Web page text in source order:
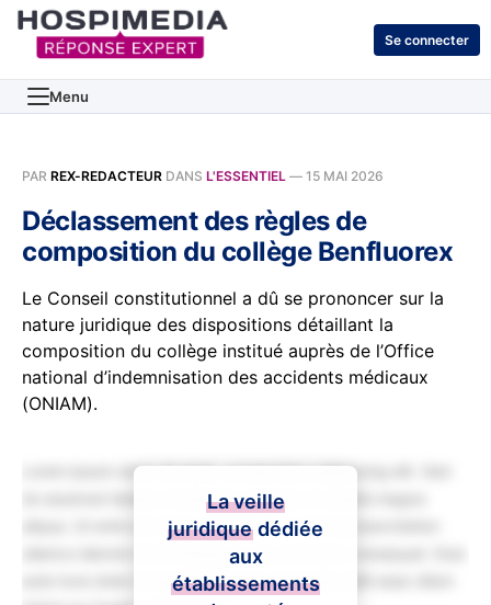
Se connecter
Menu
PAR REX-REDACTEUR DANS L'ESSENTIEL — 15 MAI 2026
Déclassement des règles de
composition du collège Benfluorex
Le Conseil constitutionnel a dû se prononcer sur la
nature juridique des dispositions détaillant la
composition du collège institué auprès de l’Office
national d’indemnisation des accidents médicaux
(ONIAM).
Lorem ipsum dolor sit amet, consectetur adipiscing elit. Sed
do eiusmod tempor incididunt ut labore et dolore magna
aliqua. Ut enim ad minim veniam, quis nostrud exercitation
ullamco laboris nisi ut aliquip ex ea commodo consequat. Duis
aute irure dolor in reprehenderit in voluptate velit esse cillum
La veille
juridique dédiée
aux
établissements